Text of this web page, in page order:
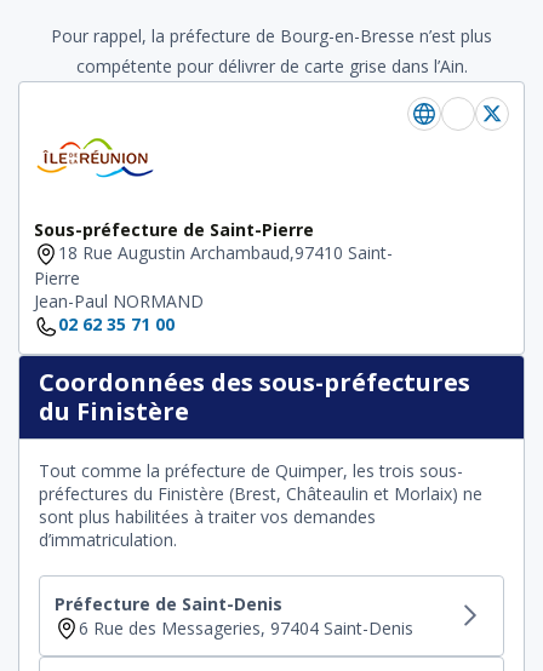
Pour rappel, la préfecture de Bourg-en-Bresse n’est plus
compétente pour délivrer de carte grise dans l’Ain.
Sous-préfecture de Saint-Pierre
18 Rue Augustin Archambaud,97410 Saint-
Pierre
Jean-Paul NORMAND
02 62 35 71 00
Coordonnées des sous-préfectures
du Finistère
Tout comme la préfecture de Quimper, les trois sous-
préfectures du Finistère (Brest, Châteaulin et Morlaix) ne
sont plus habilitées à traiter vos demandes
d’immatriculation.
Préfecture de Saint-Denis
6 Rue des Messageries, 97404 Saint-Denis